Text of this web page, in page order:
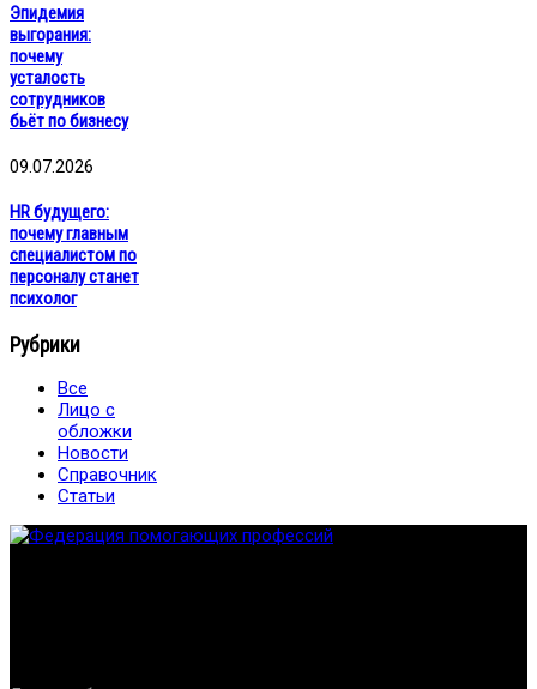
Эпидемия
выгорания:
почему
усталость
сотрудников
бьёт по бизнесу
09.07.2026
HR будущего:
почему главным
специалистом по
персоналу станет
психолог
Рубрики
Все
Лицо с
обложки
Новости
Справочник
Статьи